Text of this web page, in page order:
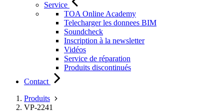
Service
TOA Online Academy
Telecharger les donnees BIM
Soundcheck
Inscription à la newsletter
Vidéos
Service de réparation
Produits discontinués
Contact
Produits
VP-2241